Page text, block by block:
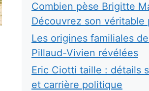
Combien pèse Brigitte
Découvrez son véritable
Les origines familiales
Pillaud-Vivien révélées
Eric Ciotti taille : détails
et carrière politique